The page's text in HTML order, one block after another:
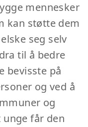
mennesker
kan støtte dem
seg selv
til å bedre
bevisste på
og ved å
og
får den